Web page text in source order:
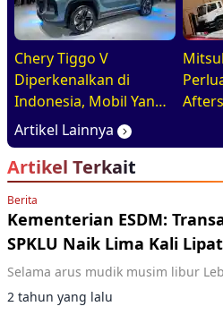
Chery Tiggo V
Diperkenalkan di
Indonesia, Mobil Yang
BIsa Jadi MPV Hingga
Double Cabin
Artikel Lainnya
Artikel Terkait
Berita
Kementerian ESDM:
SPKLU Naik Lima Kali Lipat
Selama arus mudik musim libur
2 tahun yang lalu